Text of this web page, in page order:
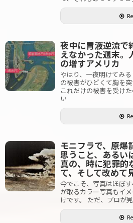
夜中に胃液逆流で
えなかった週末。
の増すアメリカ
やはり、一夜明けてみ
の被害がひどくて胸を
これだけの被害を受け
い
モニフラで、原爆
思うこと、あるい
真の、時に犯罪的
て、そして改めて
今でこそ、写真はほぼ
が取るカラー写真もイ
けです。 ただ、プロが